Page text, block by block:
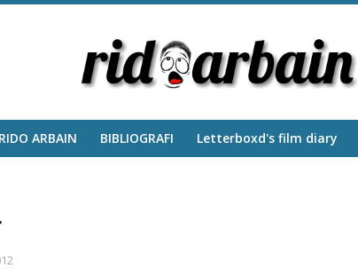
RIDO ARBAIN BIBLIOGRAFI ‎Letterboxd's film diary